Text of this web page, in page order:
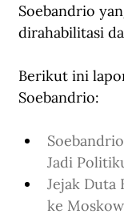
Soebandrio
dirahabilitasi
Berikut ini
Soebandrio:
Jadi
Jejak Duta
ke Moskow